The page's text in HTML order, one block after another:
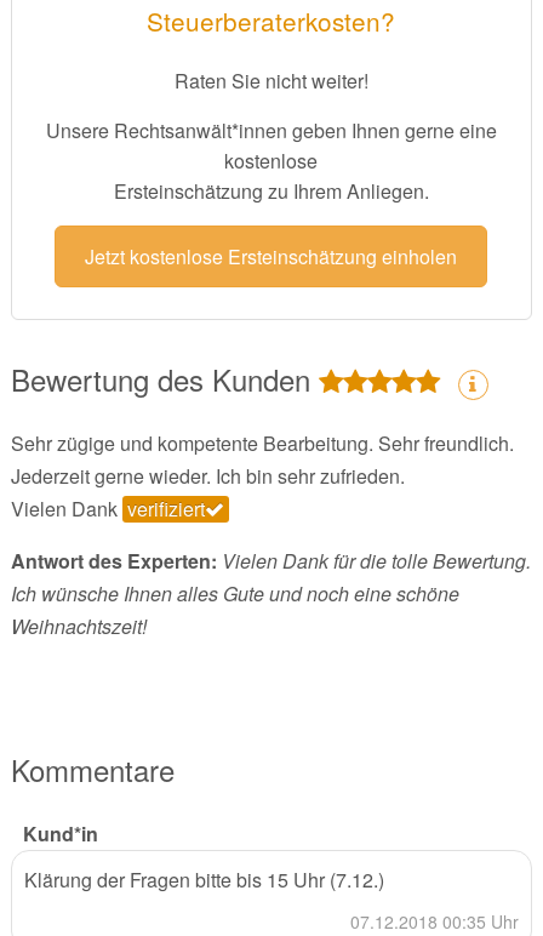
Steuerberaterkosten?
Raten Sie nicht weiter!
Unsere Rechtsanwält*innen geben Ihnen gerne eine
kostenlose
Ersteinschätzung zu Ihrem Anliegen.
Jetzt kostenlose Ersteinschätzung einholen
Bewertung des Kunden
Sehr zügige und kompetente Bearbeitung. Sehr freundlich.
Jederzeit gerne wieder. Ich bin sehr zufrieden.
Vielen Dank verifiziert
Antwort des Experten: Vielen Dank für die tolle Bewertung.
Ich wünsche Ihnen alles Gute und noch eine schöne
Weihnachtszeit!
Kommentare
Kund*in
Klärung der Fragen bitte bis 15 Uhr (7.12.)
07.12.2018 00:35 Uhr